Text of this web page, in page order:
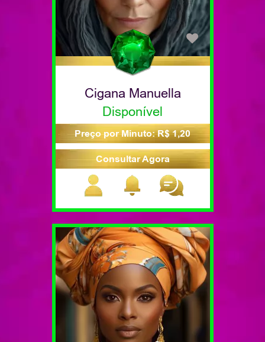
Cigana Manuella
Disponível
Preço por Minuto: R$ 1,20
Consultar Agora